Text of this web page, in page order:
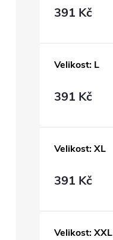
391 Kč
Velikost: L
391 Kč
Velikost: XL
391 Kč
Velikost: XXL